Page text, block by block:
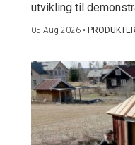
utvikling til
05 Aug 2026 • PRODUKTER